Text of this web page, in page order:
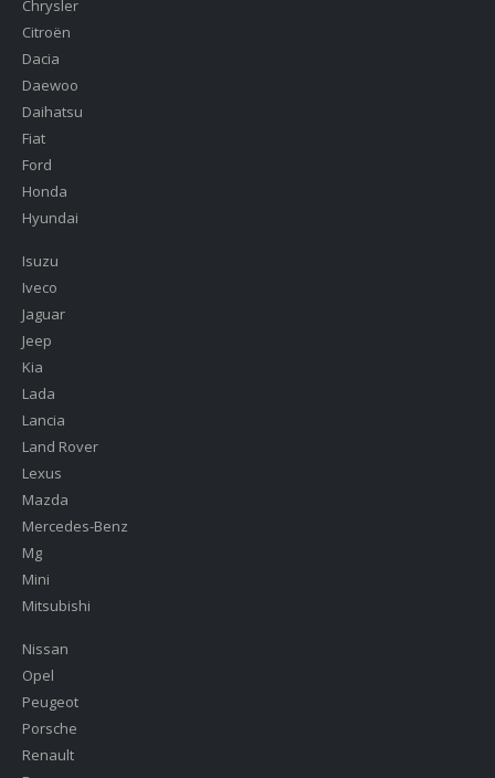
Chrysler
Citroën
Dacia
Daewoo
Daihatsu
Fiat
Ford
Honda
Hyundai
Isuzu
Iveco
Jaguar
Jeep
Kia
Lada
Lancia
Land Rover
Lexus
Mazda
Mercedes-Benz
Mg
Mini
Mitsubishi
Nissan
Opel
Peugeot
Porsche
Renault